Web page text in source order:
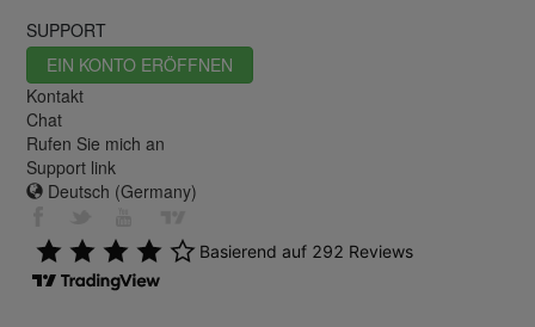
SUPPORT
EIN KONTO ERÖFFNEN
Kontakt
Chat
Rufen Sie mich an
Support link
Deutsch (Germany)